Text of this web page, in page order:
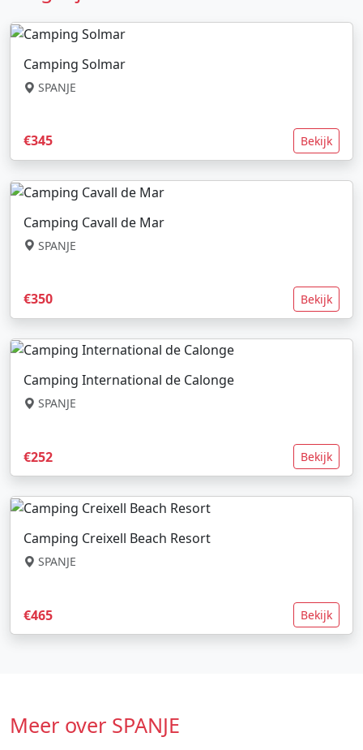
Camping Solmar
SPANJE
€345 Bekijk
Camping Cavall de Mar
SPANJE
€350 Bekijk
Camping International de Calonge
SPANJE
€252 Bekijk
Camping Creixell Beach Resort
SPANJE
€465 Bekijk
Meer over SPANJE